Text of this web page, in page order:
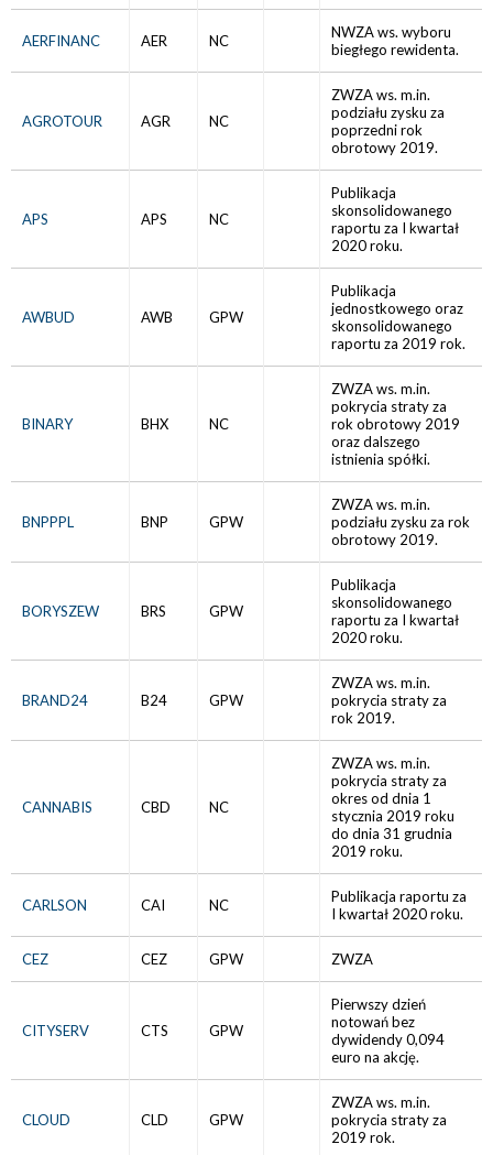
AERFINANC AER NC
NWZA ws. wyboru
biegłego rewidenta.
AGROTOUR AGR NC
ZWZA ws. m.in.
podziału zysku za
poprzedni rok
obrotowy 2019.
APS APS NC
Publikacja
skonsolidowanego
raportu za I kwartał
2020 roku.
AWBUD AWB GPW
Publikacja
jednostkowego oraz
skonsolidowanego
raportu za 2019 rok.
BINARY BHX NC
ZWZA ws. m.in.
pokrycia straty za
rok obrotowy 2019
oraz dalszego
istnienia spółki.
BNPPPL BNP GPW
ZWZA ws. m.in.
podziału zysku za rok
obrotowy 2019.
BORYSZEW BRS GPW
Publikacja
skonsolidowanego
raportu za I kwartał
2020 roku.
BRAND24 B24 GPW
ZWZA ws. m.in.
pokrycia straty za
rok 2019.
CANNABIS CBD NC
ZWZA ws. m.in.
pokrycia straty za
okres od dnia 1
stycznia 2019 roku
do dnia 31 grudnia
2019 roku.
CARLSON CAI NC
Publikacja raportu za
I kwartał 2020 roku.
CEZ CEZ GPW ZWZA
CITYSERV CTS GPW
Pierwszy dzień
notowań bez
dywidendy 0,094
euro na akcję.
CLOUD CLD GPW
ZWZA ws. m.in.
pokrycia straty za
2019 rok.